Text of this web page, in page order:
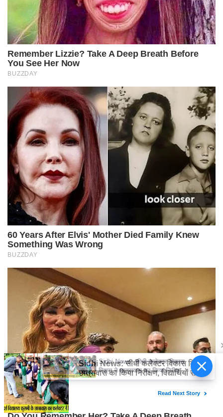
Sidhi News: सीधी कलेक्टर विकास
मिश्रा ने छात्रावास का किया निरीक्षण,
विद्यार्थियों संग किया रात्रि भोजन